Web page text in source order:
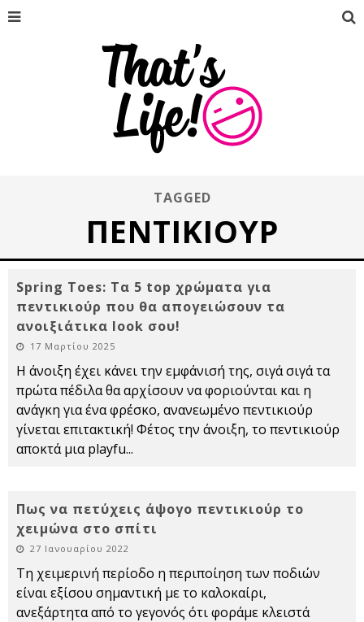
TAGGED
ΠΕΝΤΙΚΙΟΎΡ
Spring Toes: Τα 5 top χρώματα για
πεντικιούρ που θα απογειώσουν τα
ανοιξιάτικα look σου!
17 Μαρτίου 2025
Η άνοιξη έχει κάνει την εμφάνισή της, σιγά σιγά τα
πρώτα πέδιλα θα αρχίσουν να φοριούνται και η
ανάγκη για ένα φρέσκο, ανανεωμένο πεντικιούρ
γίνεται επιτακτική! Φέτος την άνοιξη, το πεντικιούρ
αποκτά μια playfu...
Πως να πετύχεις άψογο πεντικιούρ το
χειμώνα στο σπίτι
27 Ιανουαρίου 2022
Τη χειμερινή περίοδο η περιποίηση των ποδιών
είναι εξίσου σημαντική με το καλοκαίρι,
ανεξάρτητα από το γεγονός ότι φοράμε κλειστά